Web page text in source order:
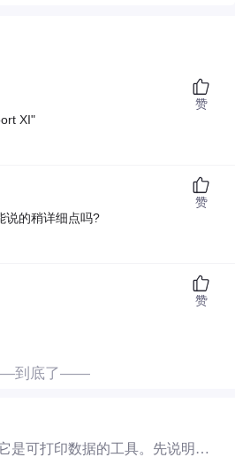
XI"
赞
说的稍详细点吗?
赞
赞
到底了——
它是可打印数据的工具。先说明了